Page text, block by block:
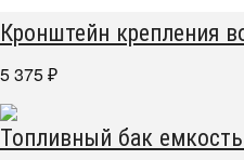
Кронштейн крепления
5 375 ₽
Топливный бак